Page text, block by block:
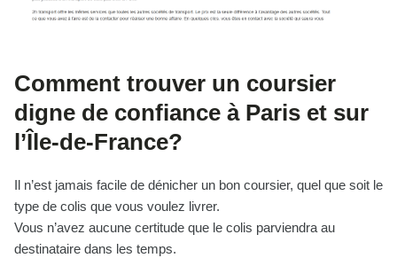
Comment trouver un coursier
digne de confiance à Paris et sur
l’Île-de-France?
Il n’est jamais facile de dénicher un bon coursier, quel que soit le
type de colis que vous voulez livrer.
Vous n’avez aucune certitude que le colis parviendra au
destinataire dans les temps.